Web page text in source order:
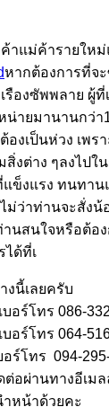
าแม่ค้ารายใหม่
หากต้องการที่จ
รืองซัพพลาย ผู้
น่ายมานานกว่า
งเป็นห่วง เพรา
งต่าง ๆลงไปใ
ข็งแรง ทนทาน
ม่ว่าท่านจะสั่งน้
านสนใจหรือต้อ
ได้ที่เ
งนี้เลยครับ
ร์โทร 086-
ร์โทร 064-
โทร 094-
อผ่านทางอีเมล
ำหน้าด้วยคะ